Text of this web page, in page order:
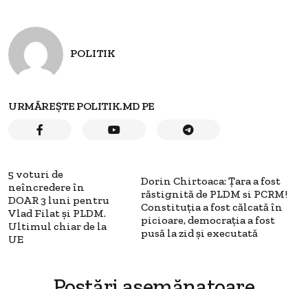
POLITIK
URMĂREȘTE POLITIK.MD PE
5 voturi de
neîncredere în
DOAR 3 luni pentru
Vlad Filat şi PLDM.
Ultimul chiar de la
UE
Dorin Chirtoaca: Țara a fost
răstignită de PLDM si PCRM!
Constituţia a fost călcată în
picioare, democraţia a fost
pusă la zid şi executată